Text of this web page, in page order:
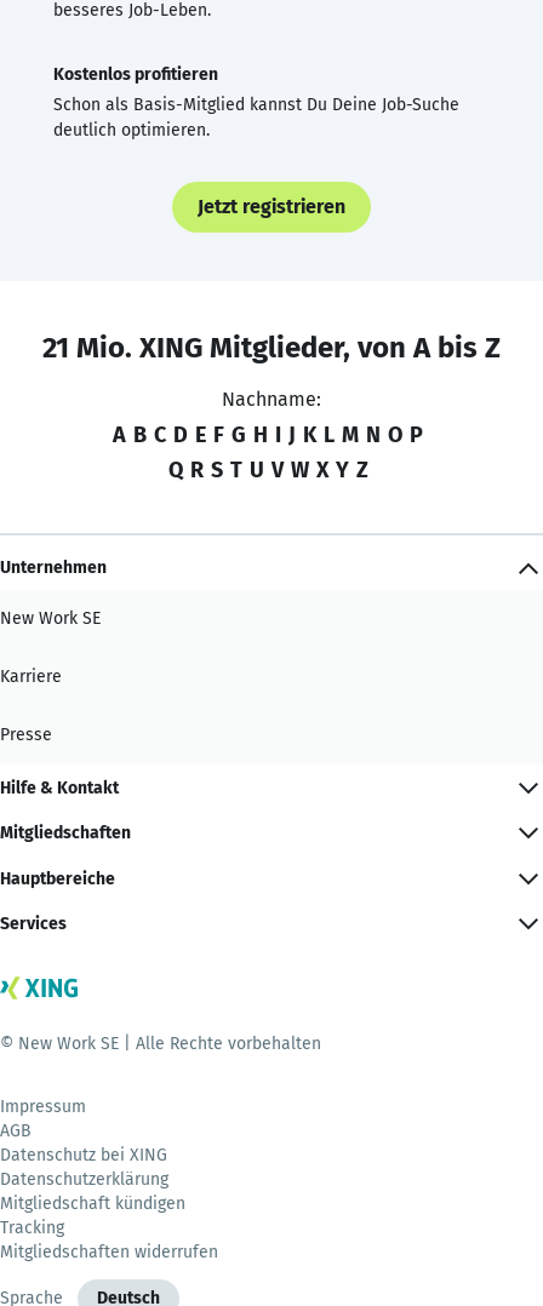
besseres Job-Leben.
Kostenlos profitieren
Schon als Basis-Mitglied kannst Du Deine Job-Suche
deutlich optimieren.
Jetzt registrieren
21 Mio. XING Mitglieder, von A bis Z
Nachname:
A B C D E F G H I J K L M N O P
Q R S T U V W X Y Z
Unternehmen
New Work SE
Karriere
Presse
Hilfe & Kontakt
Mitgliedschaften
Hauptbereiche
Services
© New Work SE | Alle Rechte vorbehalten
Impressum
AGB
Datenschutz bei XING
Datenschutzerklärung
Mitgliedschaft kündigen
Tracking
Mitgliedschaften widerrufen
Sprache Deutsch